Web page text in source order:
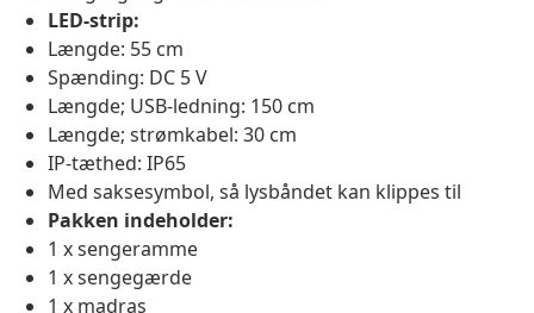
LED-strip:
Længde: 55 cm
Spænding: DC 5 V
Længde; USB-ledning: 150 cm
Længde; strømkabel: 30 cm
IP-tæthed: IP65
Med saksesymbol, så lysbåndet kan klippes til
Pakken indeholder:
1 x sengeramme
1 x sengegærde
1 x madras